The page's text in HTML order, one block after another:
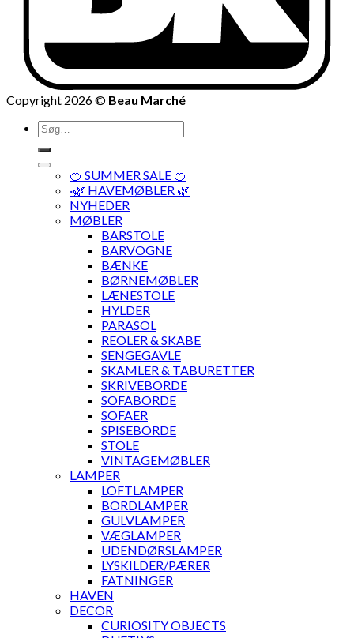
Copyright 2026 © Beau Marché
Søg
efter:
🍊 SUMMER SALE 🍊
·🌿 HAVEMØBLER 🌿
NYHEDER
MØBLER
BARSTOLE
BARVOGNE
BÆNKE
BØRNEMØBLER
LÆNESTOLE
HYLDER
PARASOL
REOLER & SKABE
SENGEGAVLE
SKAMLER & TABURETTER
SKRIVEBORDE
SOFABORDE
SOFAER
SPISEBORDE
STOLE
VINTAGEMØBLER
LAMPER
LOFTLAMPER
BORDLAMPER
GULVLAMPER
VÆGLAMPER
UDENDØRSLAMPER
LYSKILDER/PÆRER
FATNINGER
HAVEN
DECOR
CURIOSITY OBJECTS